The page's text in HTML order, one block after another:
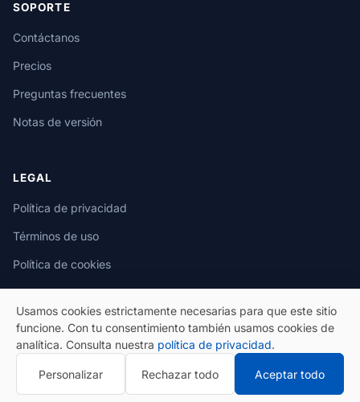
SOPORTE
Contáctanos
Precios
Preguntas frecuentes
Notas de versión
LEGAL
Política de privacidad
Términos de uso
Política de cookies
© 2026 eSeGeCe. Todos los derechos reservados.
Política de privacidad Términos de uso
Usamos cookies estrictamente necesarias para que este sitio
funcione. Con tu consentimiento también usamos cookies de
analítica. Consulta nuestra política de privacidad.
Personalizar Rechazar todo Aceptar todo